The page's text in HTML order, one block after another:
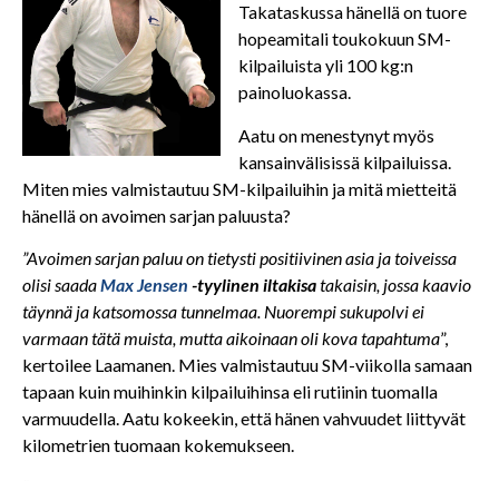
Takataskussa hänellä on tuore
hopeamitali toukokuun SM-
kilpailuista yli 100 kg:n
painoluokassa.
Aatu on menestynyt myös
kansainvälisissä kilpailuissa.
Miten mies valmistautuu SM-kilpailuihin ja mitä mietteitä
hänellä on avoimen sarjan paluusta?
”Avoimen sarjan paluu on tietysti positiivinen asia ja toiveissa
olisi saadaMax Jensen -tyylinen iltakisatakaisin, jossa kaavio
täynnä ja katsomossa tunnelmaa. Nuorempi sukupolvi ei
varmaan tätä muista, mutta aikoinaan oli kova tapahtuma”,
kertoilee Laamanen. Mies valmistautuu SM-viikolla samaan
tapaan kuin muihinkin kilpailuihinsa eli rutiinin tuomalla
varmuudella. Aatu kokeekin, että hänen vahvuudet liittyvät
kilometrien tuomaan kokemukseen.